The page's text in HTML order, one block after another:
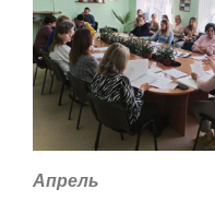
Апрель